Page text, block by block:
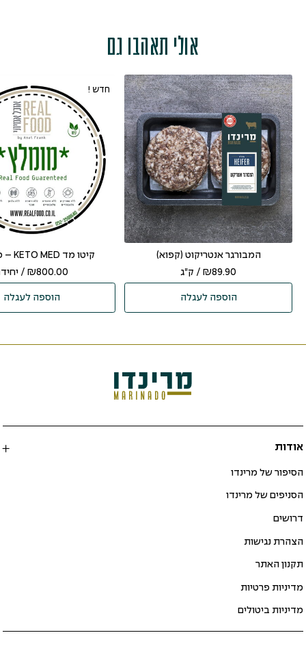
אולי תאהבו גם
המבורגר אנטריקוט (קפוא)
₪89.90 / ק"ג
הוספה לעגלה
חדש !
קיטו מד KETO MED – כ- 8 ק”ג
₪800.00
/
הוספה לעגלה
אודות
הסיפור של מרינדו
הסניפים של מרינדו
דרושים
הצהרת נגישות
תקנון האתר
מדיניות פרטיות
מדיניות ביטולים